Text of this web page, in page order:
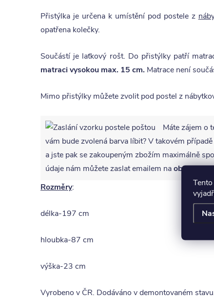
Přistýlka je určena k umístění pod postele z
opatřena kolečky.
Součástí je laťkový rošt. Do přistýlky patří
matraci vysokou max. 15 cm. Matrace není
Mimo přistýlky můžete zvolit pod postel z
Máte zájem o
vám bude zvolená barva líbit? V takovém
a jste pak se zakoupeným zbožím maximálně
údaje nám můžete zaslat emailem na
Rozměry:
délka-197 cm
hloubka-87 cm
výška-23 cm
Vyrobeno v ČR. Dodáváno v demontovaném